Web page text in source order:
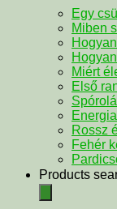
Egy
Miben
Miért
Első
Rossz
Fehér
Products